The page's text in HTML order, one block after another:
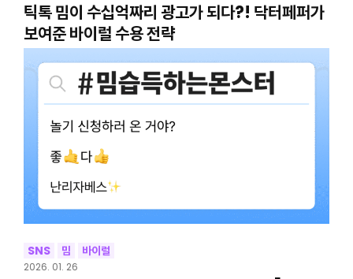
틱톡 밈이 수십억짜리 광고가 되다?! 닥터페퍼가
보여준 바이럴 수용 전략
SNS 밈 바이럴
2026. 01. 26